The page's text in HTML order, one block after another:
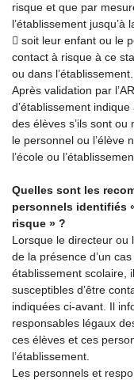
risque et que par
l’établissement jusqu’à
 soit leur enfant ou le
contact à risque à ce
ou dans l’établissement.
Après validation par
d’établissement
des élèves s’ils sont
le personnel ou l’élève
l’école ou
Quelles sont les
personnels identifiés
risque » ?
Lorsque le directeur ou
de la présence d’un
établissement scolaire,
susceptibles d’être
indiquées ci-avant. Il
responsables légaux
ces élèves et ces
l’établissement.
Les personnels et